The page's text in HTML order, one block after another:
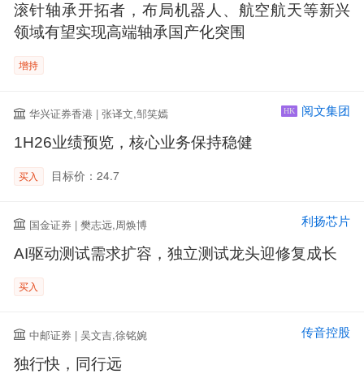
滚针轴承开拓者，布局机器人、航空航天等新兴
领域有望实现高端轴承国产化突围
增持
华兴证券香港 | 张译文,邹笑嫣 HK 阅文集团
1H26业绩预览，核心业务保持稳健
买入 目标价：24.7
国金证券 | 樊志远,周焕博 利扬芯片
AI驱动测试需求扩容，独立测试龙头迎修复成长
买入
中邮证券 | 吴文吉,徐铭婉 传音控股
独行快，同行远